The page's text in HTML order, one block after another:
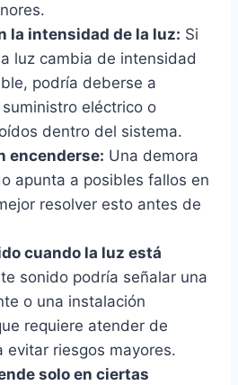
la intensidad de la luz: Si
luz cambia de intensidad
podría deberse a
eléctrico o
dentro del sistema.
encenderse: Una demora
apunta a posibles fallos en
resolver esto antes de
cuando la luz está
sonido podría señalar una
o una instalación
requiere atender de
evitar riesgos mayores.
solo en ciertas